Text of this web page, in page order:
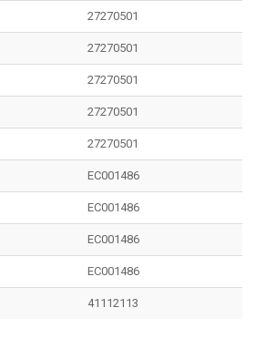
27270501
27270501
27270501
27270501
27270501
EC001486
EC001486
EC001486
EC001486
41112113